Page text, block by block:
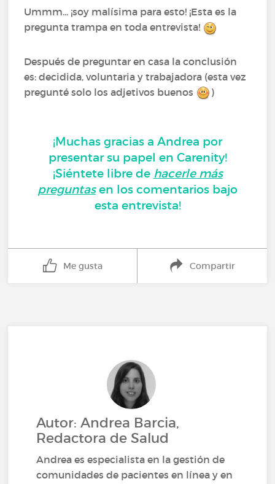
Ummm... ¡soy malísima para esto! ¡Esta es la
pregunta trampa en toda entrevista!
Después de preguntar en casa la conclusión
es: decidida, voluntaria y trabajadora (esta vez
pregunté solo los adjetivos buenos
)
¡Muchas gracias a Andrea por
presentar su papel en Carenity!
¡Siéntete libre de hacerle más
preguntasen los comentarios bajo
esta entrevista!
Me gusta Compartir
Autor: Andrea Barcia,
Redactora de Salud
Andrea es especialista en la gestión de
comunidades de pacientes en línea y en